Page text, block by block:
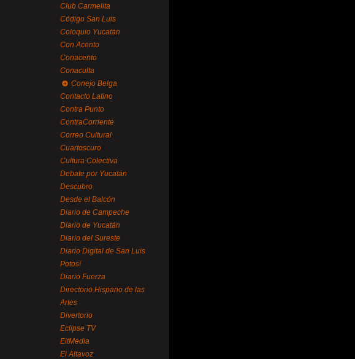
Club Carmelita
Código San Luis
Coloquio Yucatán
Con Acento
Conacento
Conaculta
Conejo Belga
Contacto Latino
Contra Punto
ContraCorriente
Correo Cultural
Cuartoscuro
Cultura Colectiva
Debate por Yucatán
Descubro
Desde el Balcón
Diario de Campeche
Diario de Yucatán
Diario del Sureste
Diario Digital de San Luis
Potosí
Diario Fuerza
Directorio Hispano de las
Artes
Divertorio
Eclipse TV
EitMedia
El Altavoz